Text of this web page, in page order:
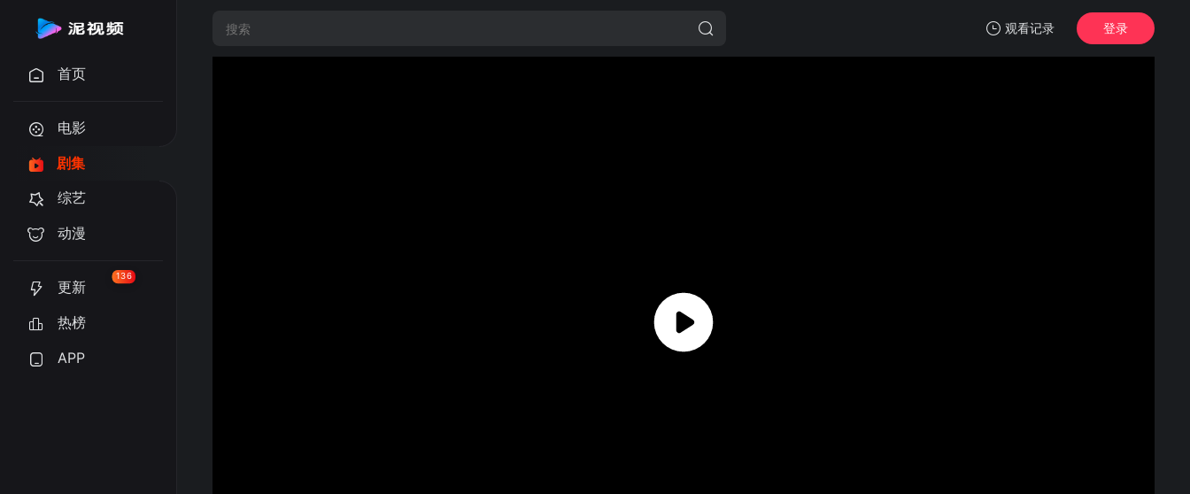
观看记录 登录
首页
电影
剧集
综艺
动漫
更新
136
热榜
APP